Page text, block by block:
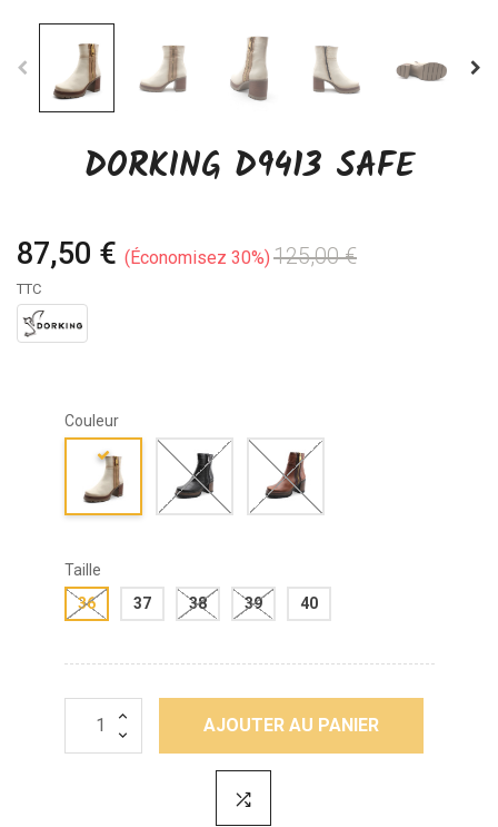
DORKING D9413 SAFE
87,50 € Économisez 30% 125,00 €
TTC
Couleur
Taille
36
37 38 39 40
AJOUTER AU PANIER